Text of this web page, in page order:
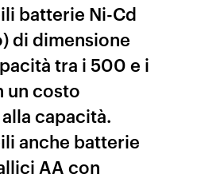
batterie Ni-Cd
di dimensione
tra i 500 e i
un costo
capacità.
anche batterie
AA con